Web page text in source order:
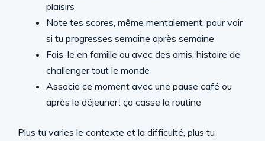
plaisirs
Note tes scores, même mentalement, pour voir
si tu progresses semaine après semaine
Fais-le en famille ou avec des amis, histoire de
challenger tout le monde
Associe ce moment avec une pause café ou
après le déjeuner : ça casse la routine
Plus tu varies le contexte et la difficulté, plus tu